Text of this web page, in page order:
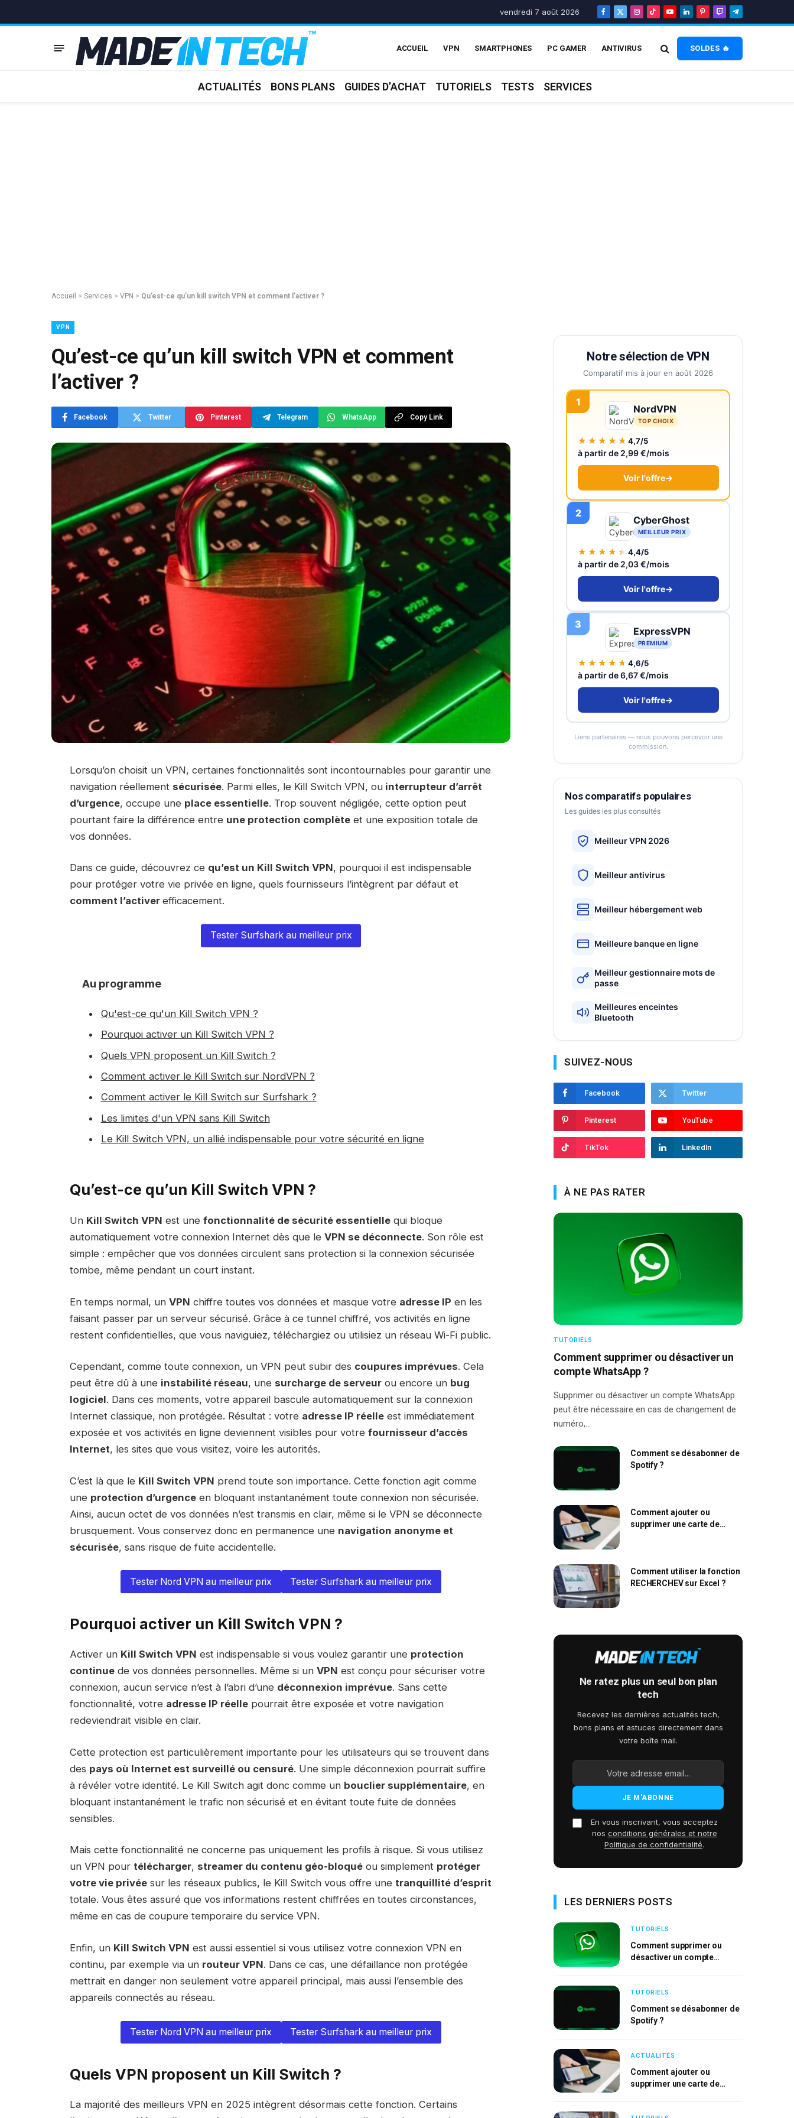
vendredi 7 août 2026
Facebook
X
Instagram
TikTokYouTube
LinkedInPinterest
TwitchTelegram
ACCUEIL VPN SMARTPHONES PC GAMER ANTIVIRUS SOLDES 🔥
ACTUALITÉS BONS PLANS GUIDES D’ACHAT TUTORIELS TESTS SERVICES
Accueil > Services > VPN > Qu’est-ce qu’un kill switch VPN et comment l’activer ?
VPN
Qu’est-ce qu’un kill switch VPN et comment
l’activer ?
Facebook Twitter Pinterest Telegram WhatsApp Copy Link
Lorsqu’on choisit un VPN, certaines fonctionnalités sont incontournables pour garantir une
navigation réellement sécurisée. Parmi elles, le Kill Switch VPN, ouinterrupteur d’arrêt
d’urgence, occupe une place essentielle. Trop souvent négligée, cette option peut
pourtant faire la différence entre une protection complèteet une exposition totale de
vos données.
Dans ce guide, découvrez ce qu’est un Kill Switch VPN, pourquoi il est indispensable
pour protéger votre vie privée en ligne, quels fournisseurs l’intègrent par défaut et
comment l’activer efficacement.
Tester Surfshark au meilleur prix
Au programme
Qu'est-ce qu'un Kill Switch VPN ?
Pourquoi activer un Kill Switch VPN ?
Quels VPN proposent un Kill Switch ?
Comment activer le Kill Switch sur NordVPN ?
Comment activer le Kill Switch sur Surfshark ?
Les limites d'un VPN sans Kill Switch
Le Kill Switch VPN, un allié indispensable pour votre sécurité en ligne
Qu’est-ce qu’un Kill Switch VPN ?
Un Kill Switch VPN est une fonctionnalité de sécurité essentiellequi bloque
automatiquement votre connexion Internet dès que le VPN se déconnecte. Son rôle est
simple : empêcher que vos données circulent sans protection si la connexion sécurisée
tombe, même pendant un court instant.
En temps normal, un VPN chiffre toutes vos données et masque votre adresse IP en les
faisant passer par un serveur sécurisé. Grâce à ce tunnel chiffré, vos activités en ligne
restent confidentielles, que vous naviguiez, téléchargiez ou utilisiez un réseau Wi-Fi public.
Cependant, comme toute connexion, un VPN peut subir des coupures imprévues. Cela
peut être dû à une instabilité réseau, une surcharge de serveurou encore un bug
logiciel. Dans ces moments, votre appareil bascule automatiquement sur la connexion
Internet classique, non protégée. Résultat : votre adresse IP réelleest immédiatement
exposée et vos activités en ligne deviennent visibles pour votre fournisseur d’accès
Internet, les sites que vous visitez, voire les autorités.
C’est là que le Kill Switch VPN prend toute son importance. Cette fonction agit comme
une protection d’urgenceen bloquant instantanément toute connexion non sécurisée.
Ainsi, aucun octet de vos données n’est transmis en clair, même si le VPN se déconnecte
brusquement. Vous conservez donc en permanence une navigation anonyme et
sécurisée, sans risque de fuite accidentelle.
Tester Nord VPN au meilleur prix Tester Surfshark au meilleur prix
Pourquoi activer un Kill Switch VPN ?
Activer un Kill Switch VPN est indispensable si vous voulez garantir une protection
continuede vos données personnelles. Même si un VPN est conçu pour sécuriser votre
connexion, aucun service n’est à l’abri d’une déconnexion imprévue. Sans cette
fonctionnalité, votre adresse IP réellepourrait être exposée et votre navigation
redeviendrait visible en clair.
Cette protection est particulièrement importante pour les utilisateurs qui se trouvent dans
des pays où Internet est surveillé ou censuré. Une simple déconnexion pourrait suffire
à révéler votre identité. Le Kill Switch agit donc comme un bouclier supplémentaire, en
bloquant instantanément le trafic non sécurisé et en évitant toute fuite de données
sensibles.
Mais cette fonctionnalité ne concerne pas uniquement les profils à risque. Si vous utilisez
un VPN pour télécharger, streamer du contenu géo-bloquéou simplement protéger
votre vie privéesur les réseaux publics, le Kill Switch vous offre une tranquillité d’esprit
totale. Vous êtes assuré que vos informations restent chiffrées en toutes circonstances,
même en cas de coupure temporaire du service VPN.
Enfin, un Kill Switch VPN est aussi essentiel si vous utilisez votre connexion VPN en
continu, par exemple via un routeur VPN. Dans ce cas, une défaillance non protégée
mettrait en danger non seulement votre appareil principal, mais aussi l’ensemble des
appareils connectés au réseau.
Tester Nord VPN au meilleur prix Tester Surfshark au meilleur prix
Quels VPN proposent un Kill Switch ?
La majorité des meilleurs VPN en 2025 intègrent désormais cette fonction. Certains
Notre sélection de VPN
Comparatif mis à jour en août 2026
1
NordVPN
TOP CHOIX
★★★★★ 4,7/5
à partir de 2,99 €/mois
Voir l'offre→
2
CyberGhost
MEILLEUR PRIX
★★★★★ 4,4/5
à partir de 2,03 €/mois
Voir l'offre→
3
ExpressVPN
PREMIUM
★★★★★ 4,6/5
à partir de 6,67 €/mois
Voir l'offre→
Liens partenaires — nous pouvons percevoir une
commission.
Nos comparatifs populaires
Les guides les plus consultés
Meilleur VPN 2026
Meilleur antivirus
Meilleur hébergement web
Meilleure banque en ligne
Meilleur gestionnaire mots de
passe
Meilleures enceintes
Bluetooth
SUIVEZ-NOUS
Facebook Twitter
Pinterest YouTube
TikTok LinkedIn
À NE PAS RATER
TUTORIELS
Comment supprimer ou désactiver un
compte WhatsApp ?
Supprimer ou désactiver un compte WhatsApp
peut être nécessaire en cas de changement de
numéro,…
Comment se désabonner de
Spotify ?
Comment ajouter ou
supprimer une carte de
Comment utiliser la fonction
RECHERCHEV sur Excel ?
Ne ratez plus un seul bon plan
tech
Recevez les dernières actualités tech,
bons plans et astuces directement dans
votre boîte mail.
En vous inscrivant, vous acceptez
nos conditions générales et notre
Politique de confidentialité.
LES DERNIERS POSTS
TUTORIELS
Comment supprimer ou
désactiver un compte
TUTORIELS
Comment se désabonner de
Spotify ?
ACTUALITÉS
Comment ajouter ou
supprimer une carte de